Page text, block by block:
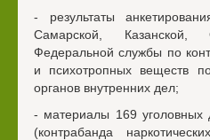
- результаты
Самарской, Казанской,
Федеральной службы по
и психотропных веществ
органов внутренних дел;
- материалы 169
(контрабанда